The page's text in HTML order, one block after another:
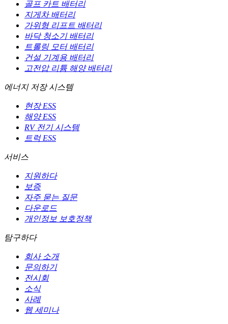
골프 카트 배터리
지게차 배터리
가위형 리프트 배터리
바닥 청소기 배터리
트롤링 모터 배터리
건설 기계용 배터리
고전압 리튬 해양 배터리
에너지 저장 시스템
현장 ESS
해양 ESS
RV 전기 시스템
트럭 ESS
서비스
지원하다
보증
자주 묻는 질문
다운로드
개인정보 보호정책
탐구하다
회사 소개
문의하기
전시회
소식
사례
웹 세미나